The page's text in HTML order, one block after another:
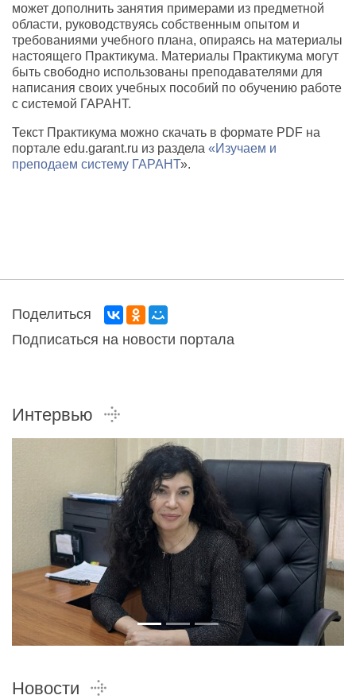
может дополнить занятия примерами из предметной
области, руководствуясь собственным опытом и
требованиями учебного плана, опираясь на материалы
настоящего Практикума. Материалы Практикума могут
быть свободно использованы преподавателями для
написания своих учебных пособий по обучению работе
с системой ГАРАНТ.
Текст Практикума можно скачать в формате PDF на
портале edu.garant.ru из раздела «Изучаем и
преподаем систему ГАРАНТ».
Поделиться
Подписаться на новости портала
Интервью
Новости